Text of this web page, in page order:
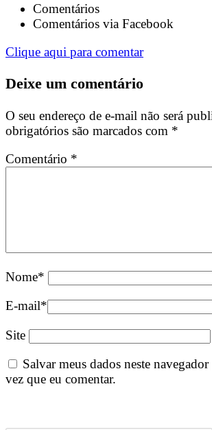
Comentários
Comentários via Facebook
Clique aqui para comentar
Deixe um comentário
O seu endereço de e-mail não será
obrigatórios são marcados com *
Comentário *
Nome*
E-mail*
Site
Salvar meus dados neste
vez que eu comentar.